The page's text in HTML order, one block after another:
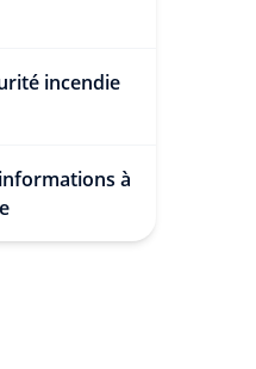
incendie
à